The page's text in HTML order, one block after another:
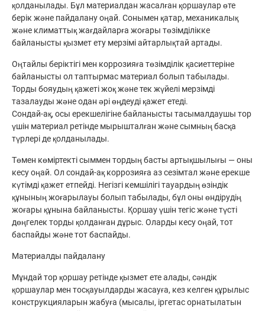
қолданылады. Бұл материалдан жасалған қоршаулар өте
берік және пайдалану оңай. Сонымен қатар, механикалық
және климаттық жағдайларға жоғары төзімділікке
байланысты қызмет ету мерзімі айтарлықтай артады.
Оңтайлы беріктігі мен коррозияға төзімділік қасиеттеріне
байланысты ол таптырмас материал болып табылады.
Торды бояудың қажеті жоқ және тек жүйелі мерзімді
тазалауды және одан әрі өңдеуді қажет етеді.
Сондай-ақ, осы ерекшелігіне байланысты тасымалдаушы тор
үшін материал ретінде мырышталған және сымның басқа
түрлері де қолданылады.
Төмен көміртекті сыммен тордың басты артықшылығы — оны
кесу оңай. Ол сондай-ақ коррозияға аз сезімтал және ерекше
күтімді қажет етпейді. Негізгі кемшілігі тауардың өзіндік
құнының жоғарылауы болып табылады, бұл оны өндірудің
жоғары құнына байланысты. Қоршау үшін тегіс және түсті
дөңгелек торды қолданған дұрыс. Оларды кесу оңай, тот
баспайды және тот баспайды.
Материалды пайдалану
Мұндай тор қоршау ретінде қызмет ете алады, сәндік
қоршаулар мен тосқауылдарды жасауға, кез келген құрылыс
конструкцияларын жабуға (мысалы, іргетас орнатылатын